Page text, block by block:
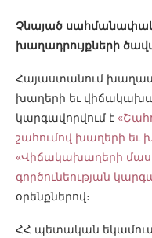
Չնայած
խաղադրույքների
Հայաստանում
խաղերի եւ
կարգավորվում է
շահումով խաղերի եւ
«Վիճակախաղերի
գործունեության
օրենքներով։
ՀՀ պետական